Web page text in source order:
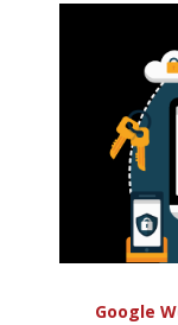
Google